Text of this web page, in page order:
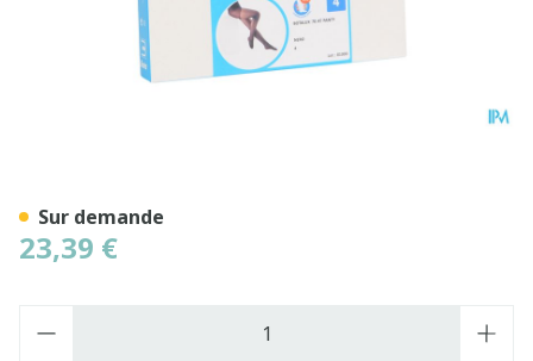
23,39 €
Sur demande